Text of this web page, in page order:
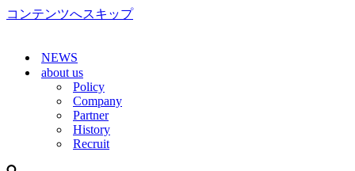
コンテンツへスキップ
NEWS
about us
Policy
Company
Partner
History
Recruit